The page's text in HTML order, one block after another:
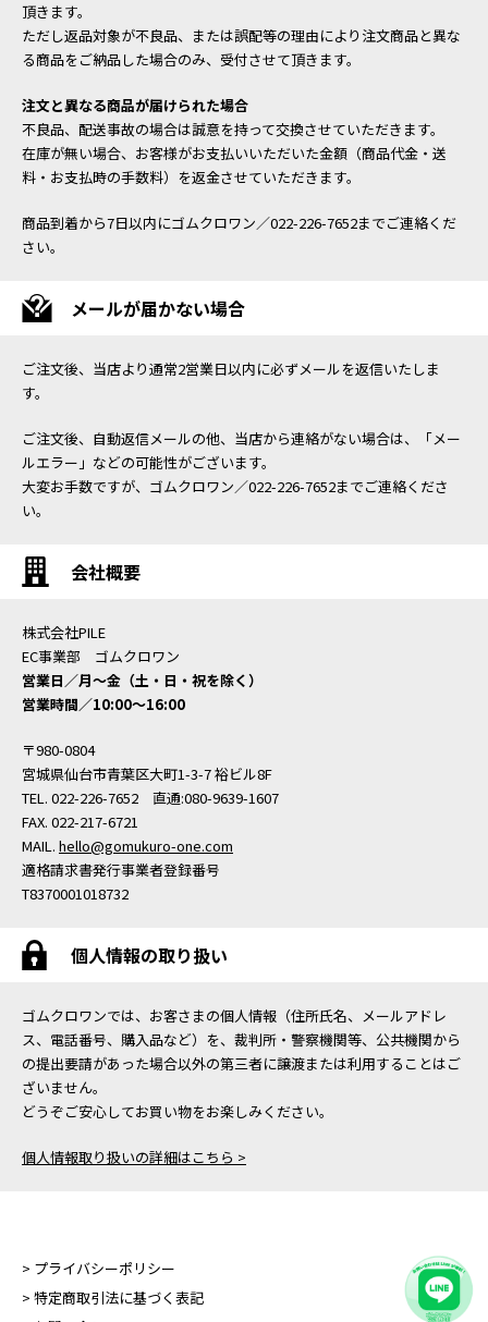
頂きます。
ただし返品対象が不良品、または誤配等の理由により注文商品と異な
る商品をご納品した場合のみ、受付させて頂きます。
注文と異なる商品が届けられた場合
不良品、配送事故の場合は誠意を持って交換させていただきます。
在庫が無い場合、お客様がお支払いいただいた金額（商品代金・送
料・お支払時の手数料）を返金させていただきます。
商品到着から7日以内にゴムクロワン／022-226-7652までご連絡くだ
さい。
メールが届かない場合
ご注文後、当店より通常2営業日以内に必ずメールを返信いたしま
す。
ご注文後、自動返信メールの他、当店から連絡がない場合は、「メー
ルエラー」などの可能性がございます。
大変お手数ですが、ゴムクロワン／022-226-7652までご連絡くださ
い。
会社概要
株式会社PILE
EC事業部 ゴムクロワン
営業日／月〜金（土・日・祝を除く）
営業時間／10:00〜16:00
〒980-0804
宮城県仙台市青葉区大町1-3-7 裕ビル8F
TEL. 022-226-7652 直通:080-9639-1607
FAX. 022-217-6721
MAIL. hello@gomukuro-one.com
適格請求書発行事業者登録番号
T8370001018732
個人情報の取り扱い
ゴムクロワンでは、お客さまの個人情報（住所氏名、メールアドレ
ス、電話番号、購入品など）を、裁判所・警察機関等、公共機関から
の提出要請があった場合以外の第三者に譲渡または利用することはご
ざいません。
どうぞご安心してお買い物をお楽しみください。
個人情報取り扱いの詳細はこちら >
> プライバシーポリシー
> 特定商取引法に基づく表記